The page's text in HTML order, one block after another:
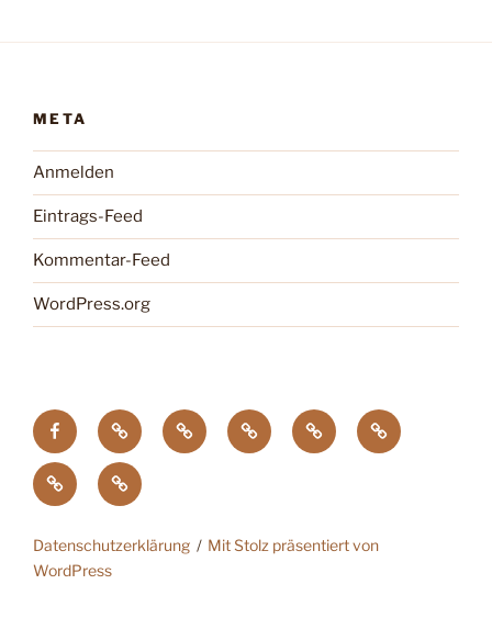
META
Anmelden
Eintrags-Feed
Kommentar-Feed
WordPress.org
facebook
GdZ
Tagung
Chemnitz
Zootier
des
Verband
der
DTG
Zoopresseschau
Stiftung
Artenschutz
Datenschutzerklärung
Mit Stolz präsentiert von
WordPress